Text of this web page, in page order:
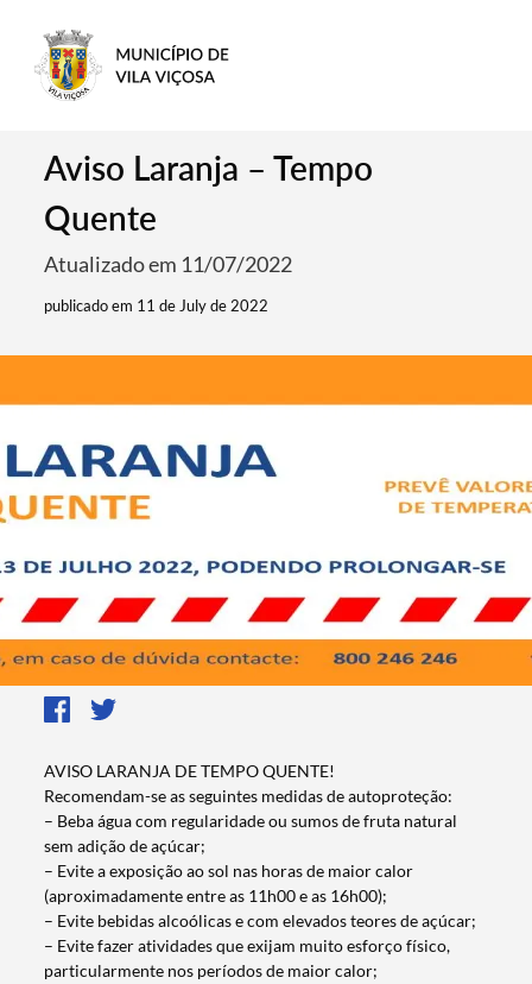
Aviso Laranja – Tempo
Quente
Atualizado em 11/07/2022
publicado em 11 de July de 2022
AVISO LARANJA DE TEMPO QUENTE!
Recomendam-se as seguintes medidas de autoproteção:
– Beba água com regularidade ou sumos de fruta natural
sem adição de açúcar;
– Evite a exposição ao sol nas horas de maior calor
(aproximadamente entre as 11h00 e as 16h00);
– Evite bebidas alcoólicas e com elevados teores de açúcar;
– Evite fazer atividades que exijam muito esforço físico,
particularmente nos períodos de maior calor;